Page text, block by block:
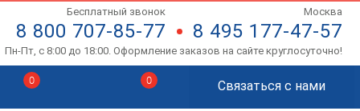
Москва
8 495 177-47-57
Бесплатный звонок
8 800 707-85-77
Пн-Пт, с 8:00 до 18:00. Оформление заказов на сайте круглосуточно!
Связаться с нами
0 0